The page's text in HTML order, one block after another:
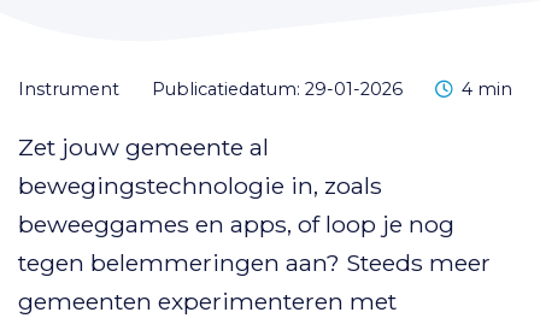
instrument Publicatiedatum: 29-01-2026 Leestijd
4 min
Zet jouw gemeente al
bewegingstechnologie in, zoals
beweeggames en apps, of loop je nog
tegen belemmeringen aan? Steeds meer
gemeenten experimenteren met